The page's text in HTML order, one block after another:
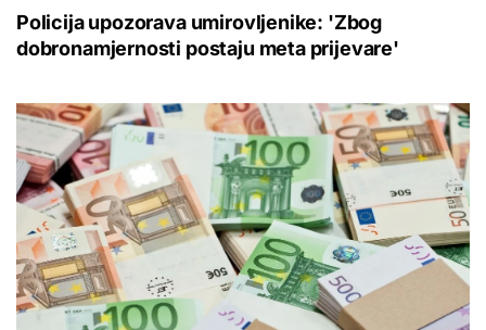
Policija upozorava umirovljenike: 'Zbog
dobronamjernosti postaju meta prijevare'